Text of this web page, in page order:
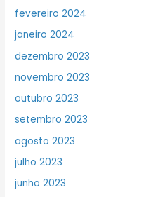
fevereiro 2024
janeiro 2024
dezembro 2023
novembro 2023
outubro 2023
setembro 2023
agosto 2023
julho 2023
junho 2023